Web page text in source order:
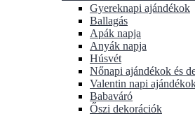
Gyereknapi ajándékok
Ballagás
Apák napja
Anyák napja
Húsvét
Nőnapi ajándékok és
Valentin napi
Babaváró
Őszi dekorációk